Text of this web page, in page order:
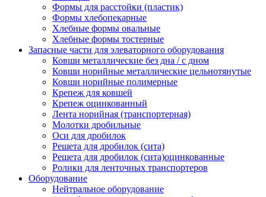
Формы для расстойки (пластик)
Формы хлебопекарные
Хлебные формы овальные
Хлебные формы тостерные
Запасные части для элеваторного оборудования
Ковши металлические без дна / с дном
Ковши норийные металлические цельнотянутые
Ковши норийные полимерные
Крепеж для ковшей
Крепеж оцинкованный
Лента норийная (транспортерная)
Молотки дробильные
Оси для дробилок
Решета для дробилок (сита)
Решета для дробилок (сита)оцинкованные
Ролики для ленточных транспортеров
Оборудование
Нейтральное оборудование